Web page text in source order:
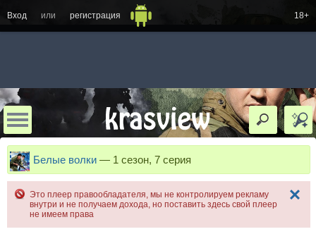
Вход или регистрация 18+
Белые волки — 1 сезон, 7 серия
Это плеер правообладателя, мы не контролируем рекламу
внутри и не получаем дохода, но поставить здесь свой плеер
не имеем права